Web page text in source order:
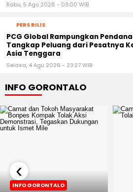
Rabu, 5 Agu 2026 - 03:00 WIB
PERS RILIS
PCG Global Rampungkan
Tangkap Peluang dari Pesatnya
Asia Tenggara
Selasa, 4 Agu 2026 - 23:27 WIB
INFO GORONTALO
INFO GORONTALO
‹